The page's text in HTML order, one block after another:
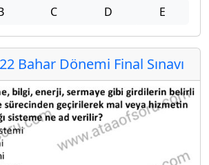
C D E
Bahar Dönemi Final Sınavı